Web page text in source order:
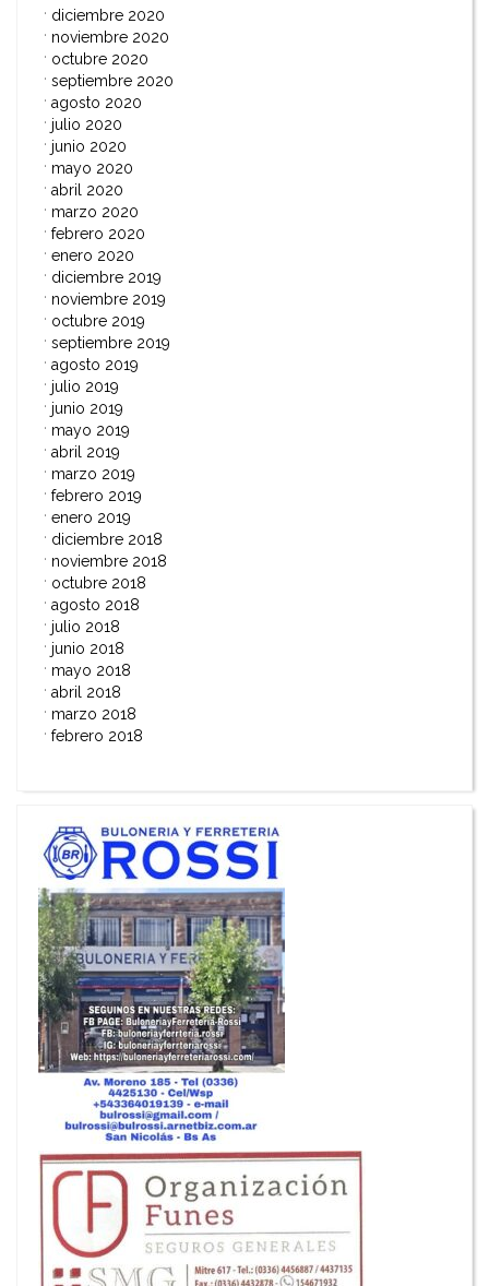
diciembre 2020
noviembre 2020
octubre 2020
septiembre 2020
agosto 2020
julio 2020
junio 2020
mayo 2020
abril 2020
marzo 2020
febrero 2020
enero 2020
diciembre 2019
noviembre 2019
octubre 2019
septiembre 2019
agosto 2019
julio 2019
junio 2019
mayo 2019
abril 2019
marzo 2019
febrero 2019
enero 2019
diciembre 2018
noviembre 2018
octubre 2018
agosto 2018
julio 2018
junio 2018
mayo 2018
abril 2018
marzo 2018
febrero 2018